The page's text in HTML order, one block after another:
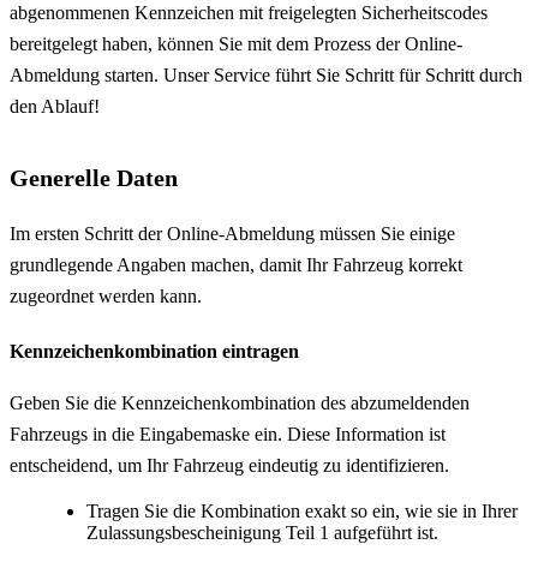
abgenommenen Kennzeichen mit freigelegten Sicherheitscodes
bereitgelegt haben, können Sie mit dem Prozess der Online-
Abmeldung starten. Unser Service führt Sie Schritt für Schritt durch
den Ablauf!
Generelle Daten
Im ersten Schritt der Online-Abmeldung müssen Sie einige
grundlegende Angaben machen, damit Ihr Fahrzeug korrekt
zugeordnet werden kann.
Kennzeichenkombination eintragen
Geben Sie die Kennzeichenkombination des abzumeldenden
Fahrzeugs in die Eingabemaske ein. Diese Information ist
entscheidend, um Ihr Fahrzeug eindeutig zu identifizieren.
Tragen Sie die Kombination exakt so ein, wie sie in Ihrer
Zulassungsbescheinigung Teil 1 aufgeführt ist.